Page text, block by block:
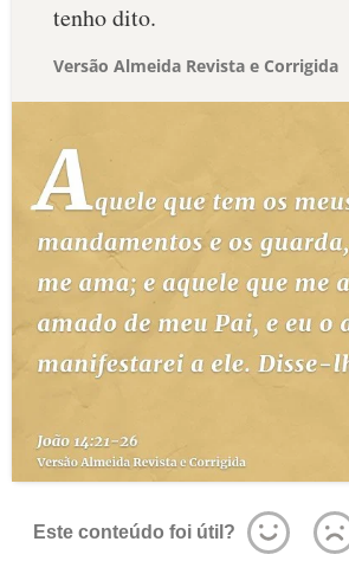
tenho dito.
Versão Almeida Revista e Corrigida
Este conteúdo foi útil?